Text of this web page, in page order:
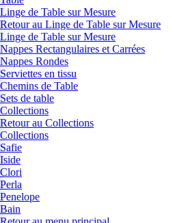
Linge de Table sur Mesure
Retour au Linge de Table sur Mesure
Linge de Table sur Mesure
Nappes Rectangulaires et Carrées
Nappes Rondes
Serviettes en tissu
Chemins de Table
Sets de table
Collections
Retour au Collections
Collections
Safie
Iside
Clori
Perla
Penelope
Bain